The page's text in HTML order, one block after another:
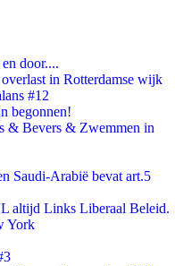
door....
in Rotterdamse wijk
#12
begonnen!
& Bevers & Zwemmen in
Saudi-Arabië bevat art.5
altijd Links Liberaal Beleid.
York